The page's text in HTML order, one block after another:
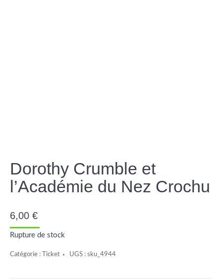
Dorothy Crumble et
l’Académie du Nez Crochu
6,00 €
Rupture de stock
Catégorie : Ticket UGS : sku_4944